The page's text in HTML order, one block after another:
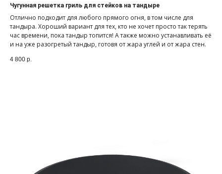
Чугунная решетка гриль для стейков на тандыре
Отлично подходит для любого прямого огня, в том числе для
тандыра. Хороший вариант для тех, кто не хочет просто так терять
час времени, пока тандыр топится! А также можно устанавливать её
и на уже разогретый тандыр, готовя от жара углей и от жара стен.
4 800 р.